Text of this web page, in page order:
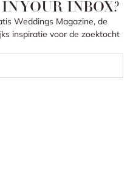
YOUR INBOX?
Weddings Magazine, de
inspiratie voor de zoektocht